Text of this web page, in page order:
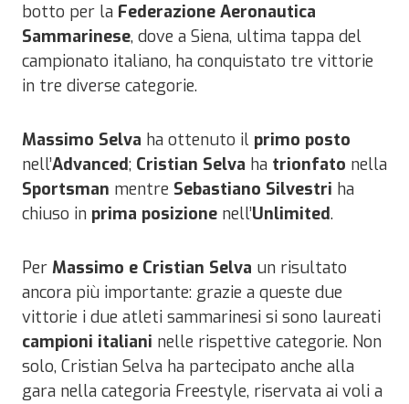
botto per la Federazione Aeronautica
Sammarinese, dove a Siena, ultima tappa del
campionato italiano, ha conquistato tre vittorie
in tre diverse categorie.
Massimo Selva ha ottenuto il primo posto
nell’Advanced; Cristian Selva ha trionfato nella
Sportsman mentre Sebastiano Silvestri ha
chiuso in prima posizione nell’Unlimited.
Per Massimo e Cristian Selva un risultato
ancora più importante: grazie a queste due
vittorie i due atleti sammarinesi si sono laureati
campioni italiani nelle rispettive categorie. Non
solo, Cristian Selva ha partecipato anche alla
gara nella categoria Freestyle, riservata ai voli a